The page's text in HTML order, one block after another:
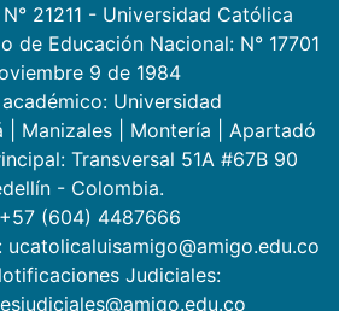
21211 - Universidad Católica
de Educación Nacional: N° 17701
9 de 1984
Universidad
Manizales Montería
Apartadó
Transversal 51A #67B 90
- Colombia.
(604) 4487666
Judiciales: